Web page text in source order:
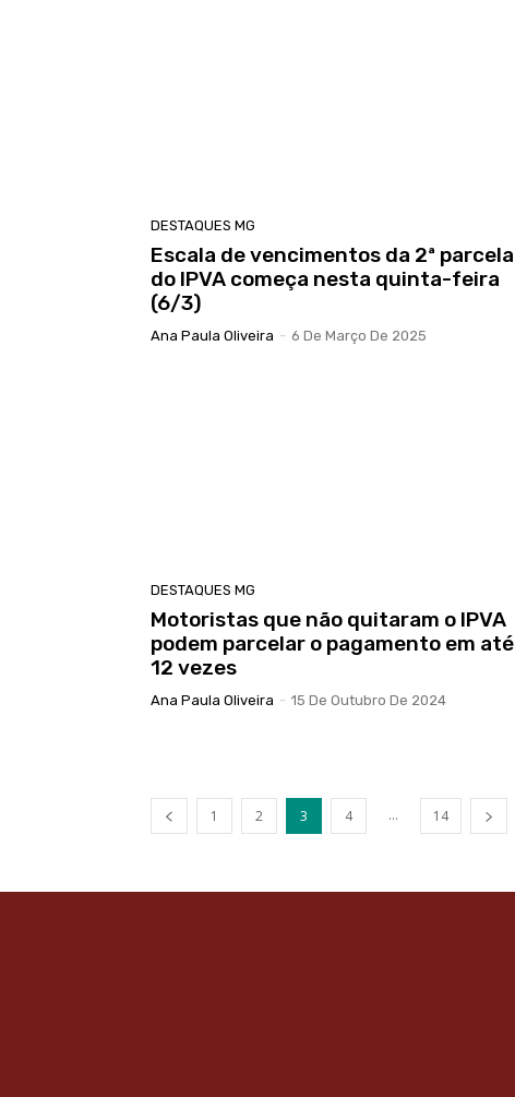
DESTAQUES MG
Escala de vencimentos da 2ª parcela
do IPVA começa nesta quinta-feira
(6/3)
Ana Paula Oliveira - 6 De Março De 2025
DESTAQUES MG
Motoristas que não quitaram o IPVA
podem parcelar o pagamento em até
12 vezes
Ana Paula Oliveira - 15 De Outubro De 2024
1 2 3 4 ... 14